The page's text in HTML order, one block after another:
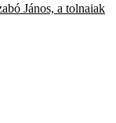
János, a tolnaiak